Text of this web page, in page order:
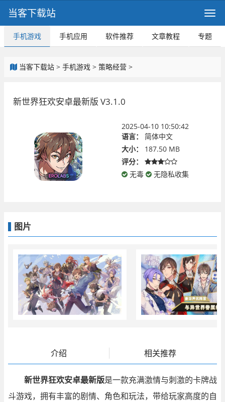
当客下载站
手机游戏 手机应用 软件推荐 文章教程 专题
当客下载站 > 手机游戏 > 策略经营 >
新世界狂欢安卓最新版 V3.1.0
2025-04-10 10:50:42
语言：
简体中文
大小：
187.50 MB
评分：
无毒
无隐私收集
图片
介绍 相关推荐
新世界狂欢安卓最新版是一款充满激情与刺激的卡牌战
斗游戏，拥有丰富的剧情、角色和玩法，带给玩家高度的自